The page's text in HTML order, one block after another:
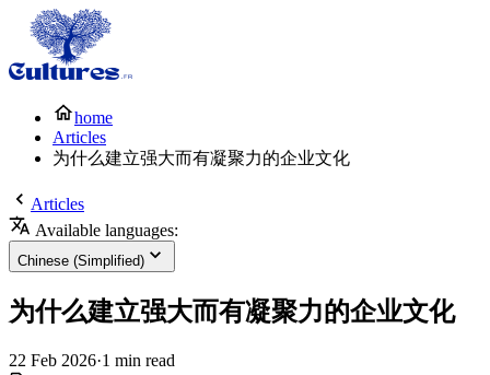
home
Articles
为什么建立强大而有凝聚力的企业文化
Articles
Available languages:
Chinese (Simplified)
为什么建立强大而有凝聚力的企业文化
22 Feb 2026·1 min read